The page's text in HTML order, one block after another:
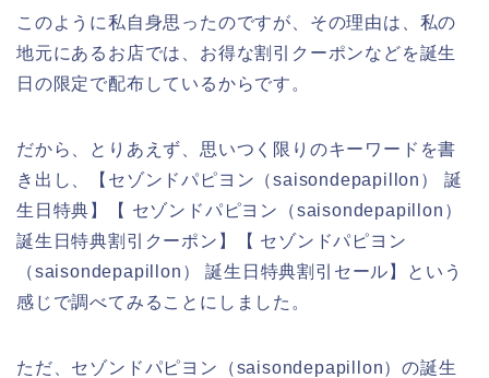
このように私自身思ったのですが、その理由は、私の
地元にあるお店では、お得な割引クーポンなどを誕生
日の限定で配布しているからです。
だから、とりあえず、思いつく限りのキーワードを書
き出し、【セゾンドパピヨン（saisondepapillon） 誕
生日特典】【 セゾンドパピヨン（saisondepapillon）
誕生日特典割引クーポン】【 セゾンドパピヨン
（saisondepapillon） 誕生日特典割引セール】という
感じで調べてみることにしました。
ただ、セゾンドパピヨン（saisondepapillon）の誕生